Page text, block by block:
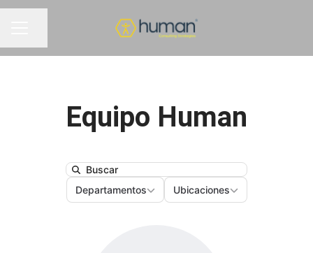
Compartir página
Equipo Human
Search
Departamentos
Departamentos Ubicaciones
Ubicaciones